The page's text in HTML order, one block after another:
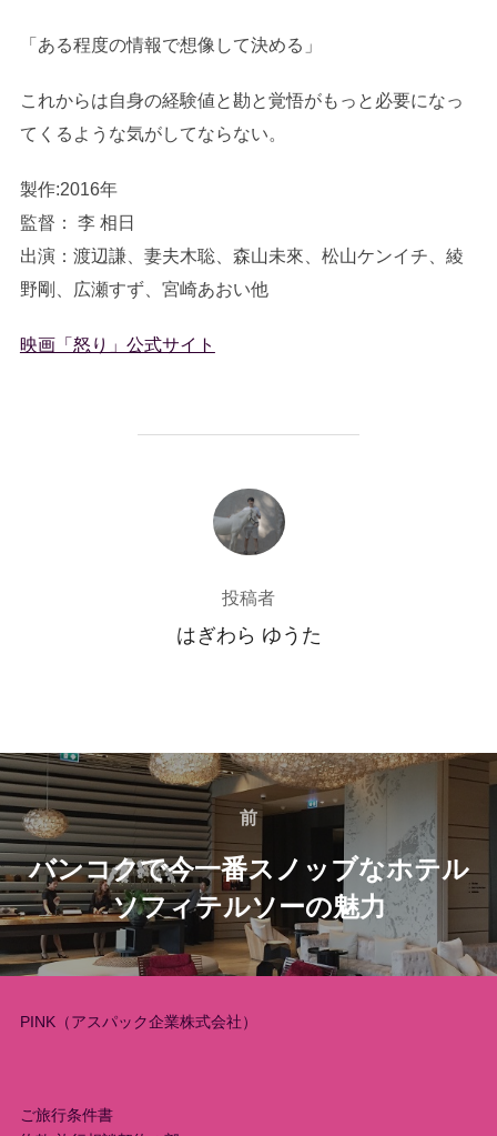
「ある程度の情報で想像して決める」
これからは自身の経験値と勘と覚悟がもっと必要になっ
てくるような気がしてならない。
製作:2016年
監督： 李 相日
出演：渡辺謙、妻夫木聡、森山未來、松山ケンイチ、綾
野剛、広瀬すず、宮崎あおい他
映画「怒り」公式サイト
投稿者
投稿者
はぎわら ゆうた
投
稿
ナ
ビ
ゲ
ー
ョ
前
前
バンコクで今一番スノッブなホテル
ソフィテルソーの魅力
PINK（アスパック企業株式会社）
ご旅行条件書